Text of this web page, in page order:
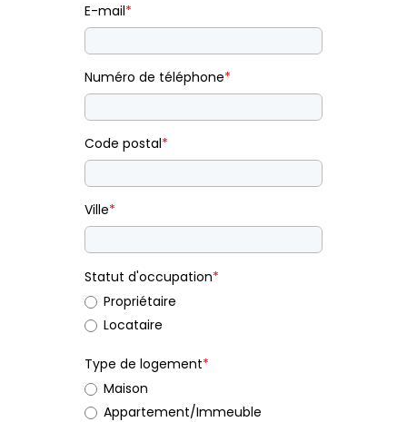
E-mail*
Numéro de téléphone*
Code postal*
Ville*
Statut d'occupation*
Propriétaire
Locataire
Type de logement*
Maison
Appartement/Immeuble